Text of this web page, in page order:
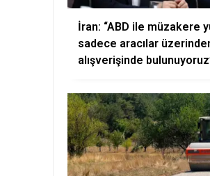
İran: “ABD ile müzakere
sadece aracılar
alışverişinde